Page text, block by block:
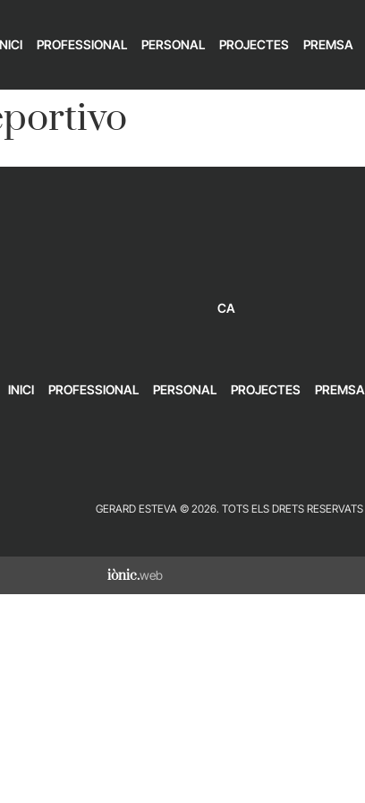
PROFESSIONAL PERSONAL PROJECTES PREMSA
CA
INICI PROFESSIONAL PERSONAL PROJECTES PREMSA
GERARD ESTEVA © 2026. TOTS ELS DRETS RESERVATS
iònic.web